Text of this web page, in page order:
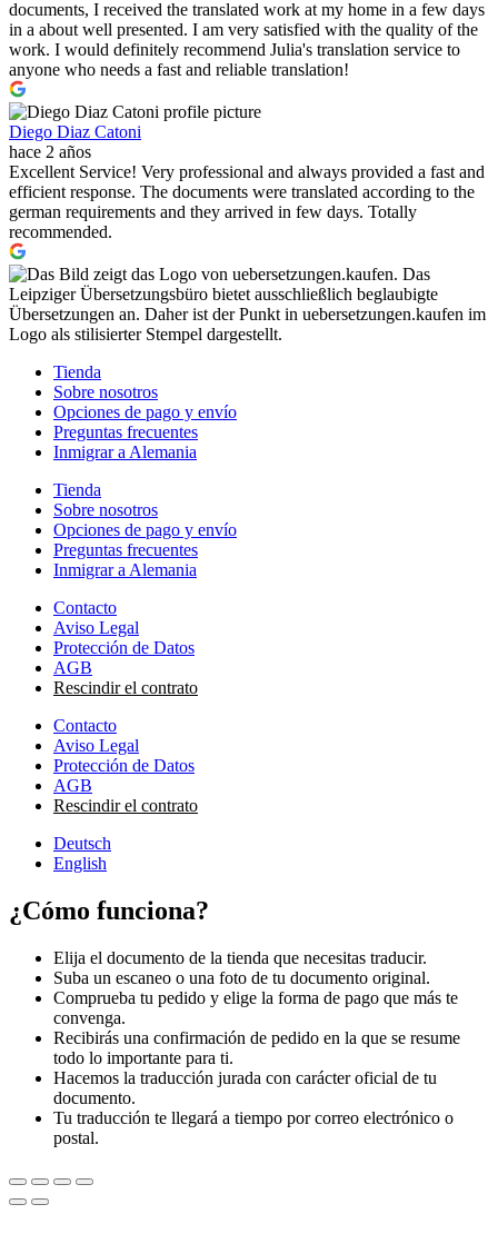
documents, I received the translated work at my home in a few days
in a about well presented. I am very satisfied with the quality of the
work. I would definitely recommend Julia's translation service to
anyone who needs a fast and reliable translation!
Diego Diaz Catoni
hace 2 años
Excellent Service! Very professional and always provided a fast and
efficient response. The documents were translated according to the
german requirements and they arrived in few days. Totally
recommended.
Tienda
Sobre nosotros
Opciones de pago y envío
Preguntas frecuentes
Inmigrar a Alemania
Tienda
Sobre nosotros
Opciones de pago y envío
Preguntas frecuentes
Inmigrar a Alemania
Contacto
Aviso Legal
Protección de Datos
AGB
Rescindir el contrato
Contacto
Aviso Legal
Protección de Datos
AGB
Rescindir el contrato
Deutsch
English
¿Cómo funciona?
Elija el documento de la tienda que necesitas traducir.
Suba un escaneo o una foto de tu documento original.
Comprueba tu pedido y elige la forma de pago que más te
convenga.
Recibirás una confirmación de pedido en la que se resume
todo lo importante para ti.
Hacemos la traducción jurada con carácter oficial de tu
documento.
Tu traducción te llegará a tiempo por correo electrónico o
postal.